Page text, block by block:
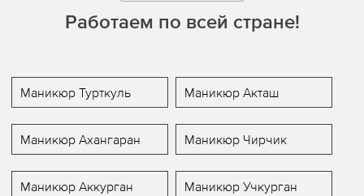
Работаем по всей стране!
Маникюр Турткуль Маникюр Акташ
Маникюр Ахангаран Маникюр Чирчик
Маникюр Аккурган Маникюр Учкурган